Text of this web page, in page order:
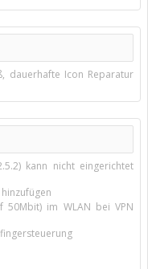
dauerhafte Icon Reparatur
kann nicht eingerichtet
50Mbit) im WLAN bei VPN